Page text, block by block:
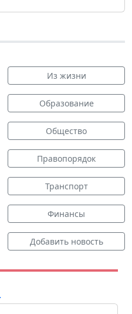
Из жизни
Образование
Общество
Правопорядок
Транспорт
Финансы
Добавить новость